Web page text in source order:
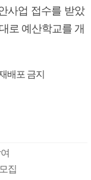
사업 접수를 받았
로 예산학교를 개
배포 금지
집